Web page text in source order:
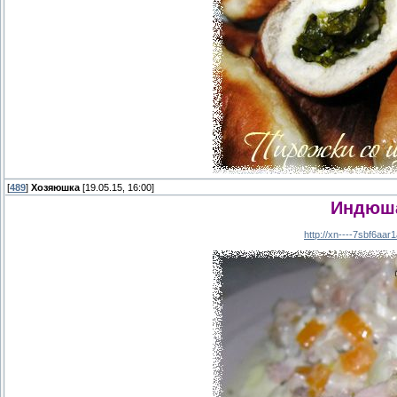
[489] Хозяюшка [19.05.15, 16:00]
http://xn----